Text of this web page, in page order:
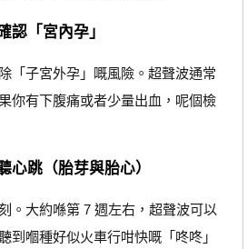
認「宮內孕」
子宮外孕」嘅風險。超聲波通常
你有下腹痛或者少量出血，呢個檢
心跳（胎芽與胎心）
大約喺第 7 週左右，超聲波可以
到嗰種好似火車行咁快嘅「咚咚」